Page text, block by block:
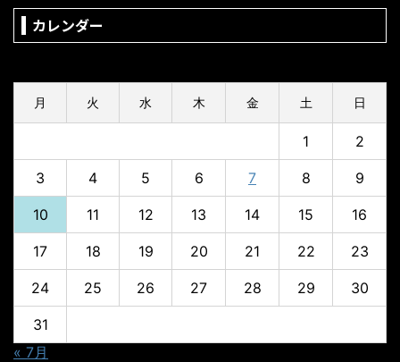
カレンダー
月 火 水 木 金 土 日
1 2
3 4 5 6 7 8 9
10 11 12 13 14 15 16
17 18 19 20 21 22 23
24 25 26 27 28 29 30
31
« 7月